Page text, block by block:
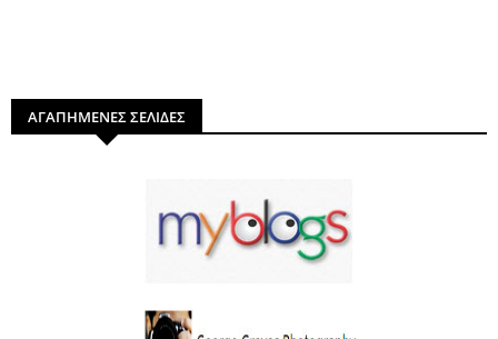
ΑΓΑΠΗΜΕΝΕΣ ΣΕΛΙΔΕΣ